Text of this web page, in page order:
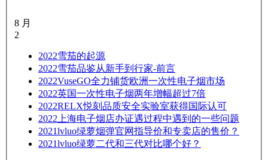
8 月
2
2022雪茄的起源
2022雪茄品鉴从新手到行家-前言
2022VuseGO全力铺货欧洲一次性电子烟市场
2022英国一次性电子烟两年增幅超过7倍
2022RELX悦刻品质安全实验室获得国际认可
2022 上海电子烟店办证遇过程中遇到的一些问题
2021lvluo绿萝烟弹官网指导价和专卖店的售价？
2021lvluo绿萝二代和三代对比哪个好？